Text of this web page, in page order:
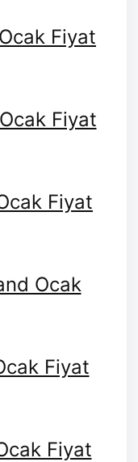
Fiyat
Fiyat
Fiyat
Ocak
Fiyat
Fiyat